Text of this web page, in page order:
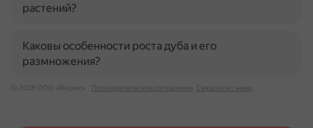
растений?
Каковы особенности роста дуба и его
размножения?
© 2026 ООО «Яндекс» Пользовательское соглашение Связаться с нами